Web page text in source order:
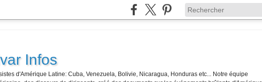
Infos
d'Amérique Latine: Cuba, Venezuela, Bolivie, Nicaragua, Honduras etc... Notre équipe